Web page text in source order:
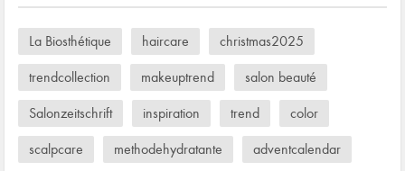
La Biosthétique haircare christmas2025
trendcollection makeuptrend salon beauté
Salonzeitschrift inspiration trend color
scalpcare methodehydratante adventcalendar